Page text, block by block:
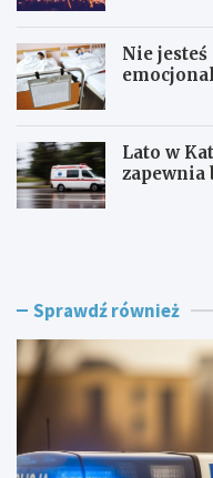
Nie
Lato w
zapewnia
P
j
w
R
a
c
b
O
s
i
v
a
l
a
Sprawdź również